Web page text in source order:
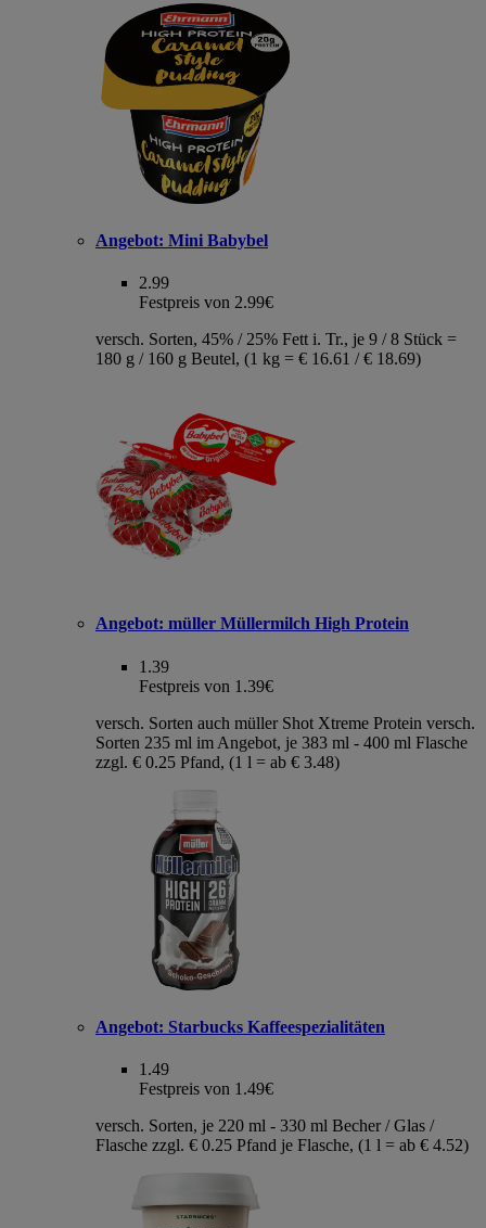
Angebot: Mini Babybel
2.99
Festpreis von 2.99€
versch. Sorten, 45% / 25% Fett i. Tr., je 9 / 8 Stück =
180 g / 160 g Beutel, (1 kg = € 16.61 / € 18.69)
Angebot: müller Müllermilch High Protein
1.39
Festpreis von 1.39€
versch. Sorten auch müller Shot Xtreme Protein versch.
Sorten 235 ml im Angebot, je 383 ml - 400 ml Flasche
zzgl. € 0.25 Pfand, (1 l = ab € 3.48)
Angebot: Starbucks Kaffeespezialitäten
1.49
Festpreis von 1.49€
versch. Sorten, je 220 ml - 330 ml Becher / Glas /
Flasche zzgl. € 0.25 Pfand je Flasche, (1 l = ab € 4.52)